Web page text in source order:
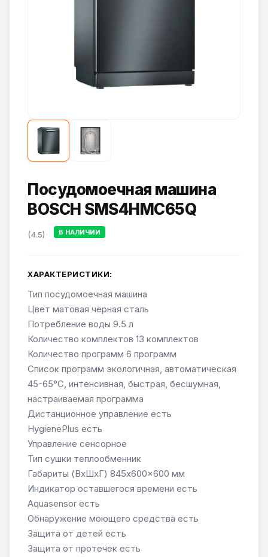
Посудомоечная машина
BOSCH SMS4HMC65Q
(4.5) В НАЛИЧИИ
ХАРАКТЕРИСТИКИ:
Тип посудомоечная машина
Цвет матовая чёрная сталь
Потребление воды 9.5 л
Количество комплектов 13 комплектов
Количество программ 6 программ
Список программ экологичная, автоматическая
45-65°C, интенсивная, быстрая, бесшумная,
настраиваемая программа
Дистанционное управление есть
HygienePlus есть
Управление сенсорное
Тип сушки теплообменник
Габариты (ВхШхГ) 845x600x600 мм
Индикатор оставшегося времени есть
Aquasensor есть
Обнаружение моющего средства есть
Защита от детей есть
Защита от протечек есть